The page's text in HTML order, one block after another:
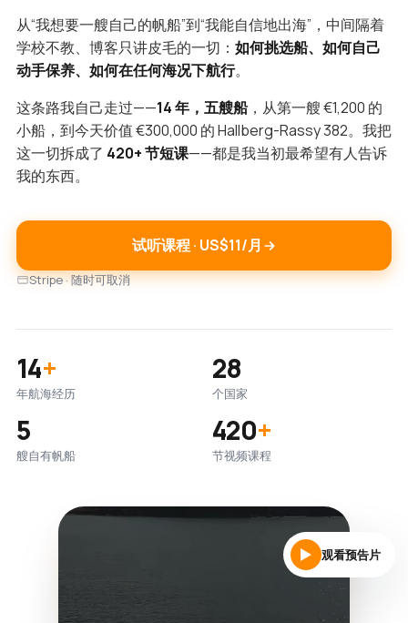
从“我想要一艘自己的帆船”到“我能自信地出海”，中间隔着
学校不教、博客只讲皮毛的一切： 如何挑选船、如何自己
动手保养、如何在任何海况下航行。
这条路我自己走过——14 年，五艘船，从第一艘 €1,200 的
小船，到今天价值 €300,000 的 Hallberg-Rassy 382。我把
这一切拆成了 420+ 节短课——都是我当初最希望有人告诉
我的东西。
试听课程 · US$11/月
Stripe · 随时可取消
14+
年航海经历
28
个国家
5
艘自有帆船
420+
节视频课程
观看预告片